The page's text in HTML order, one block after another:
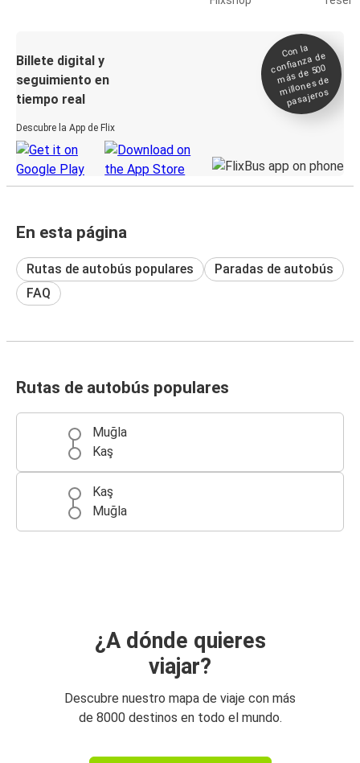
Billete digital y
seguimiento en
tiempo real
Descubre la App de Flix
Con la
confianza de
más de 500
millones de
pasajeros
En esta página
Rutas de autobús populares
Paradas de autobús
FAQ
Rutas de autobús populares
Muğla
Kaş
Kaş
Muğla
¿A dónde quieres
viajar?
Descubre nuestro mapa de viaje con más
de 8000 destinos en todo el mundo.